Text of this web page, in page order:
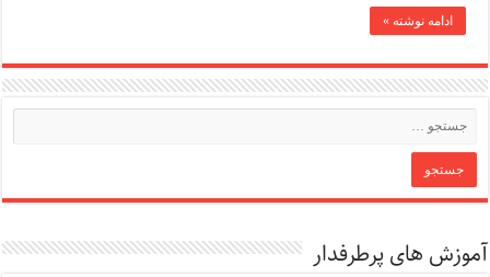
ادامه نوشته »
آموزش های پرطرفدار